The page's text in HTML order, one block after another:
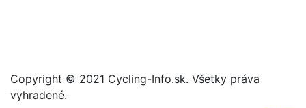
Copyright © 2021 Cycling-Info.sk. Všetky práva
vyhradené.